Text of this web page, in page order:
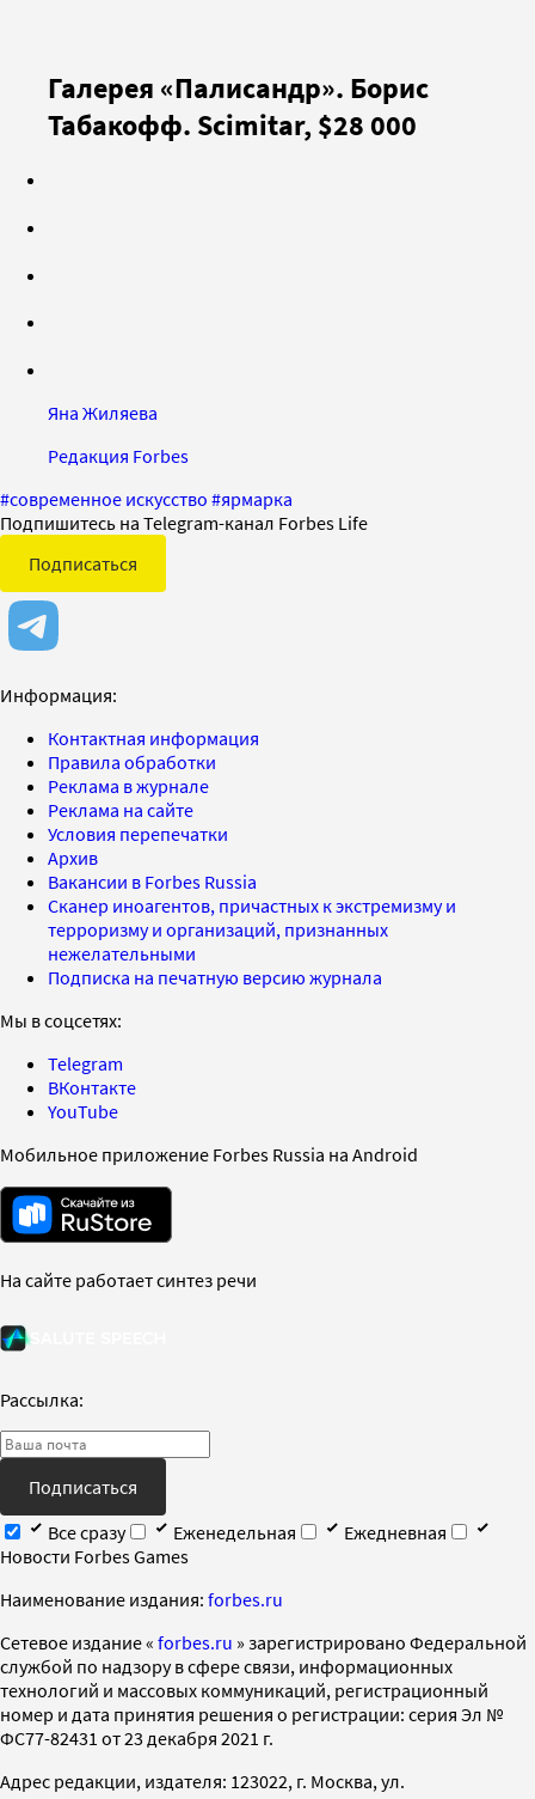
Галерея «Палисандр». Борис
Табакофф. Scimitar, $28 000
Яна Жиляева
Редакция Forbes
#современное искусство #ярмарка
Подпишитесь на Telegram-канал Forbes Life
Подписаться
Информация:
Контактная информация
Правила обработки
Реклама в журнале
Реклама на сайте
Условия перепечатки
Архив
Вакансии в Forbes Russia
Сканер иноагентов, причастных к экстремизму и
терроризму и организаций, признанных
нежелательными
Подписка на печатную версию журнала
Мы в соцсетях:
Telegram
ВКонтакте
YouTube
Мобильное приложение Forbes Russia на Android
На сайте работает синтез речи
Рассылка:
Подписаться
Все сразу
Еженедельная
Ежедневная
Новости Forbes Games
Наименование издания: forbes.ru
Cетевое издание « forbes.ru » зарегистрировано Федеральной
службой по надзору в сфере связи, информационных
технологий и массовых коммуникаций, регистрационный
номер и дата принятия решения о регистрации: серия Эл №
ФС77-82431 от 23 декабря 2021 г.
Адрес редакции, издателя: 123022, г. Москва, ул.